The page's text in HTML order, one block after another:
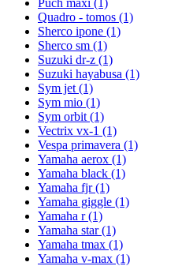
Quadro - tomos (1)
Sherco ipone (1)
Sherco sm (1)
Suzuki dr-z (1)
Suzuki hayabusa (1)
Sym jet (1)
Sym mio (1)
Sym orbit (1)
Vectrix vx-1 (1)
Vespa primavera (1)
Yamaha aerox (1)
Yamaha black (1)
Yamaha fjr(1)
Yamaha giggle (1)
Yamaha r(1)
Yamaha star(1)
Yamaha tmax (1)
Yamaha v-max (1)